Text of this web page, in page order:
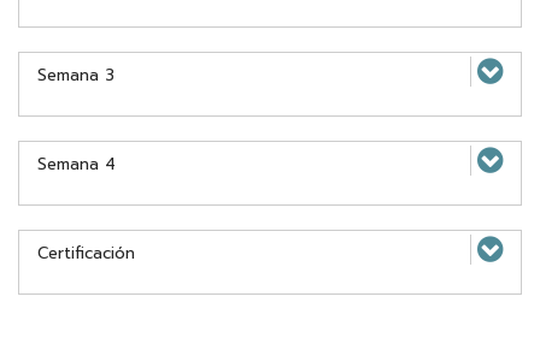
Semana 3
Semana 4
Certificación